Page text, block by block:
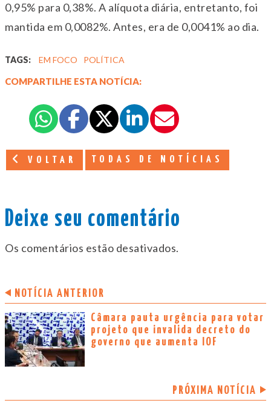
0,95% para 0,38%. A alíquota diária, entretanto, foi
mantida em 0,0082%. Antes, era de 0,0041% ao dia.
TAGS: EM FOCO POLÍTICA
COMPARTILHE ESTA NOTÍCIA:
VOLTAR TODAS DE NOTÍCIAS
Deixe seu comentário
Os comentários estão desativados.
NOTÍCIA ANTERIOR
Câmara pauta urgência para votar
projeto que invalida decreto do
governo que aumenta IOF
PRÓXIMA NOTÍCIA